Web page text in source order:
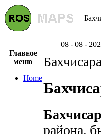
08 - 08 -
Главное
меню
Home
района,